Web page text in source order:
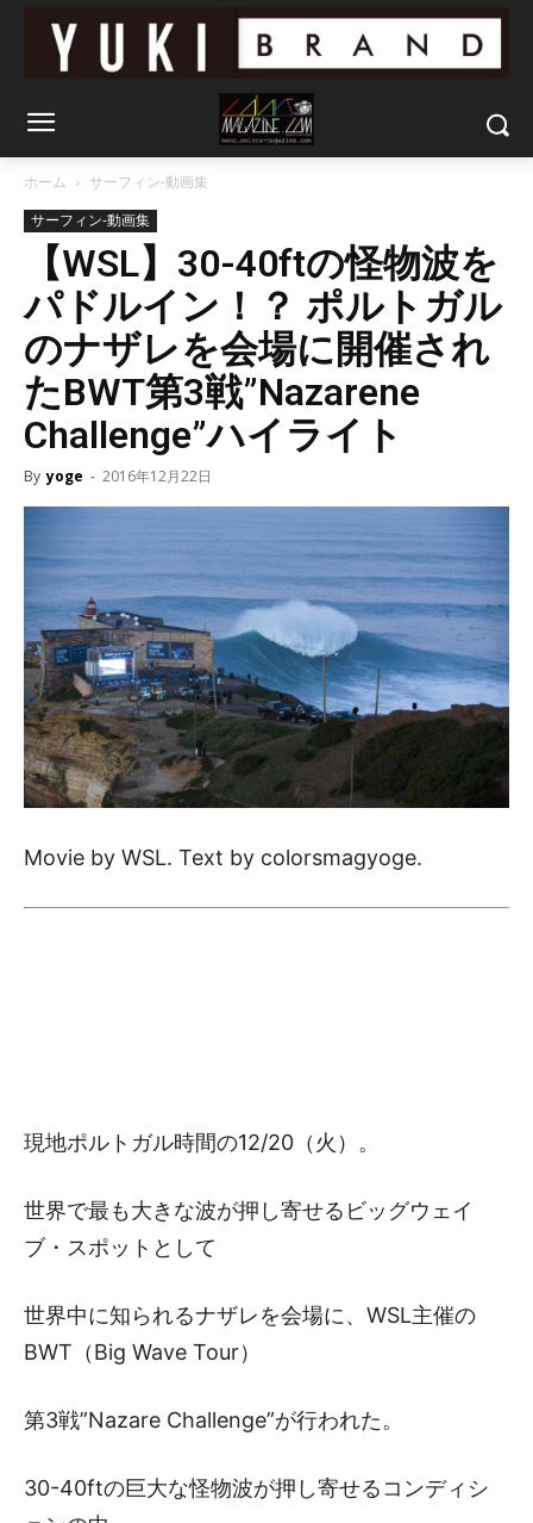
ホーム
サーフィン-動画集
サーフィン-動画集
【WSL】30-40ftの怪物波を
パドルイン！？ ポルトガル
のナザレを会場に開催され
たBWT第3戦”Nazarene
Challenge”ハイライト
By yoge - 2016年12月22日
Movie by WSL. Text by colorsmagyoge.
現地ポルトガル時間の12/20（火）。
世界で最も大きな波が押し寄せるビッグウェイ
ブ・スポットとして
世界中に知られるナザレを会場に、WSL主催の
BWT（Big Wave Tour）
第3戦”Nazare Challenge”が行われた。
30-40ftの巨大な怪物波が押し寄せるコンディシ